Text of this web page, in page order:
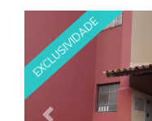
EXCLUSIVIDADE